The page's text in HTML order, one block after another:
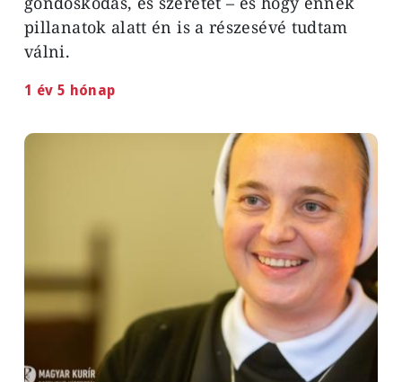
pillanatok alatt én is a részesévé tudtam
válni.
1 év 5 hónap
Image